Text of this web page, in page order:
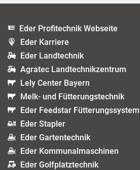
Eder Profitechnik Webseite
Eder Karriere
Eder Landtechnik
Agratec Landtechnikzentrum
Lely Center Bayern
Melk- und Fütterungstechnik
Eder Feedstar Fütterungssystem
Eder Stapler
Eder Gartentechnik
Eder Kommunalmaschinen
Eder Golfplatztechnik